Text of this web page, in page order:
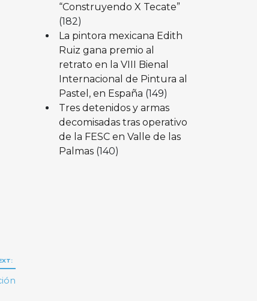
“Construyendo X Tecate”
(182)
La pintora mexicana Edith
Ruiz gana premio al
retrato en la VIII Bienal
Internacional de Pintura al
Pastel, en España (149)
Tres detenidos y armas
decomisadas tras operativo
de la FESC en Valle de las
Palmas (140)